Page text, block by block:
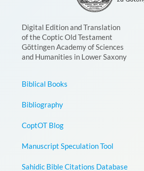
Digital Edition and Translation
of the Coptic Old Testament
Göttingen Academy of Sciences
and Humanities in Lower Saxony
Biblical Books
Bibliography
CoptOT Blog
Manuscript Speculation Tool
Sahidic Bible Citations Database